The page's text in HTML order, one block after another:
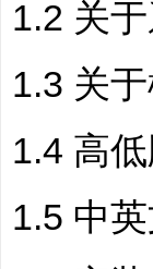
1.2 关
1.3 关
1.4 高
1.5 中